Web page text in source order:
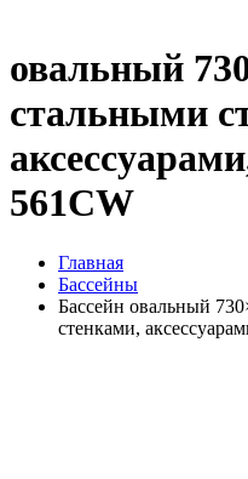
овальный
стальными
561CW
Главная
Бассейны
Бассейн овальный
стенками,